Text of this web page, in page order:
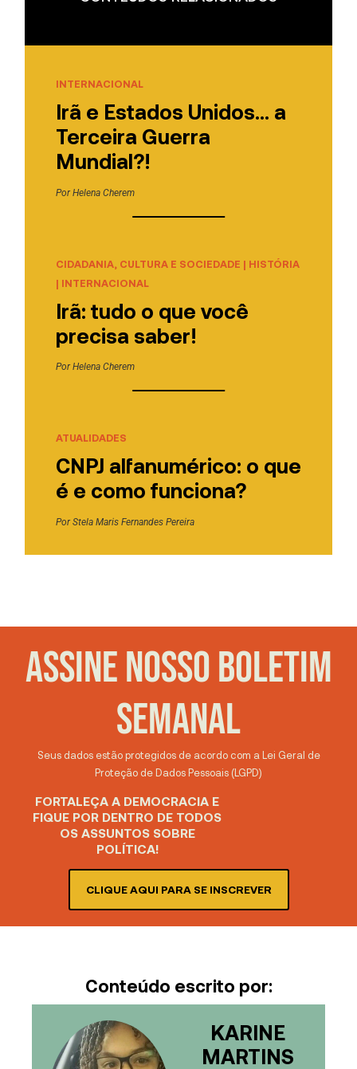
INTERNACIONAL
Irã e Estados Unidos… a
Terceira Guerra
Mundial?!
PorHelena Cherem
CIDADANIA, CULTURA E SOCIEDADE | HISTÓRIA
| INTERNACIONAL
Irã: tudo o que você
precisa saber!
PorHelena Cherem
ATUALIDADES
CNPJ alfanumérico: o que
é e como funciona?
PorStela Maris Fernandes Pereira
ASSINE NOSSO BOLETIM
SEMANAL
Seus dados estão protegidos de acordo com a Lei Geral de
Proteção de Dados Pessoais (LGPD)
FORTALEÇA A DEMOCRACIA E
FIQUE POR DENTRO DE TODOS
OS ASSUNTOS SOBRE
POLÍTICA!
CLIQUE AQUI PARA SE INSCREVER
Conteúdo escrito por:
KARINE
MARTINS